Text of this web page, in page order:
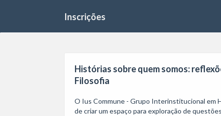
Inscrições
Histórias sobre quem somos:
Filosofia
O Ius Commune - Grupo Interinstitucional em
de criar um espaço para exploração de